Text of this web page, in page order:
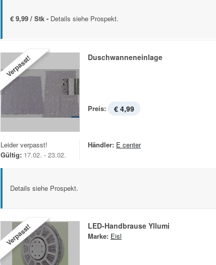
€ 9,99 / Stk - Details siehe Prospekt.
Verpasst! Duschwanneneinlage
Preis: € 4,99
Leider verpasst!
Gültig: 17.02. - 23.02.
Händler: E center
Details siehe Prospekt.
Verpasst! LED-Handbrause Yllumi
Marke: Eisl